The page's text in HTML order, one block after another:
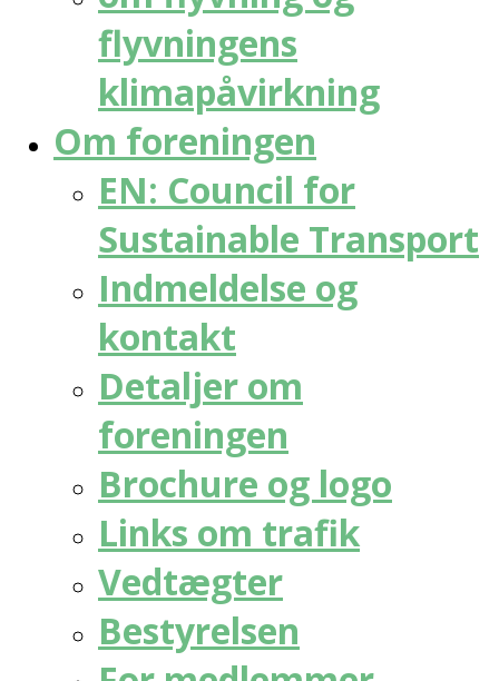
flyvningens
klimapåvirkning
Om foreningen
EN: Council for
Sustainable Transport
Indmeldelse og
kontakt
Detaljer om
foreningen
Brochure og logo
Links om trafik
Vedtægter
Bestyrelsen